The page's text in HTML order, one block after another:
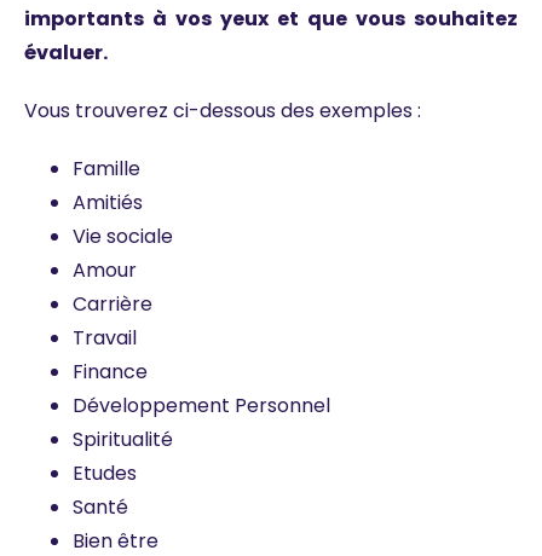
importants à vos yeux et que vous souhaitez
évaluer.
Vous trouverez ci-dessous des exemples :
Famille
Amitiés
Vie sociale
Amour
Carrière
Travail
Finance
Développement Personnel
Spiritualité
Etudes
Santé
Bien être